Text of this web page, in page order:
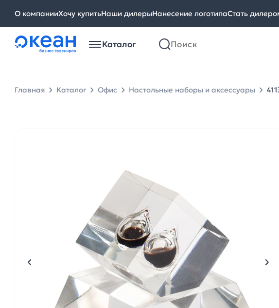
О компанииХочу купитьНаши дилерыНанесение логотипаСтать
Каталог
Главная Каталог Офис Настольные наборы и аксессуары